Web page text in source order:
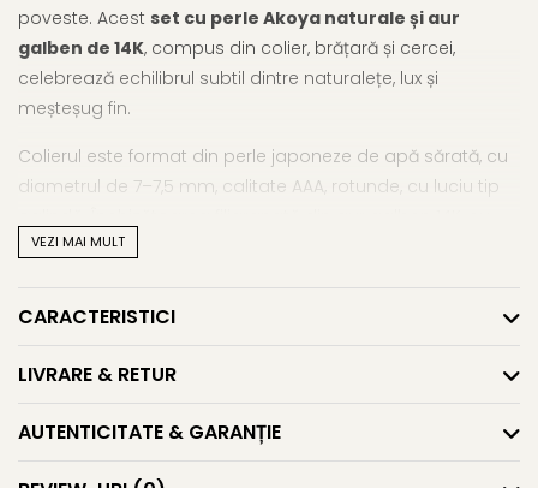
poveste. Acest set cu perle Akoya naturale și aur
galben de 14K, compus din colier, brățară și cercei,
celebrează echilibrul subtil dintre naturalețe, lux și
meșteșug fin.
Colierul este format din perle japoneze de apă sărată, cu
diametrul de 7–7,5 mm, calitate AAA, rotunde, cu luciu tip
detalii delicate, adaugă un accent artizanal aparte și
Brățara urmează aceeași linie de rafinament, potrivită
tortițe închise din aur galben de 14K, completează setul cu
eleganță clasică.
Acestset cu perle Akoya japoneze și închizători
filigranate din aur 14K
VEZI MAI MULT
CARACTERISTICI
LIVRARE & RETUR
AUTENTICITATE & GARANȚIE